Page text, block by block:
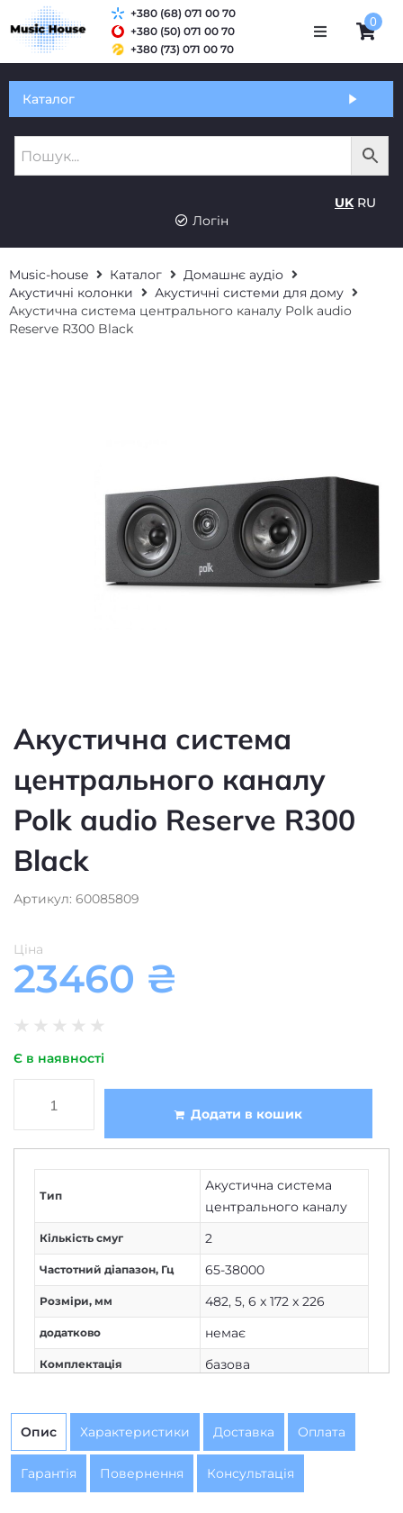
Оплата і доставка
+380 (68) 071 00 70
+380 (50) 071 00 70
+380 (73) 071 00 70
0
Каталог
UK RU
Логін
Music-house Каталог
Домашнє аудіо
Акустичні колонки
Акустичні системи для дому
Акустична система центрального каналу Polk audio
Reserve R300 Black
Акустична система
центрального каналу
Polk audio Reserve R300
Black
Артикул: 60085809
Ціна
23460 ₴
★ ★ ★ ★ ★
Є в наявності
Додати в кошик
Тип
Акустична система
центрального каналу
Кількість смуг 2
Частотний діапазон, Гц 65-38000
Розміри, мм 482, 5, 6 x 172 x 226
додатково немає
Комплектація базова
Дисплей Немає
Кількість каналів 1
Вихід на навушники Немає
Опис Характеристики Доставка Оплата
Гарантія Повернення Консультація